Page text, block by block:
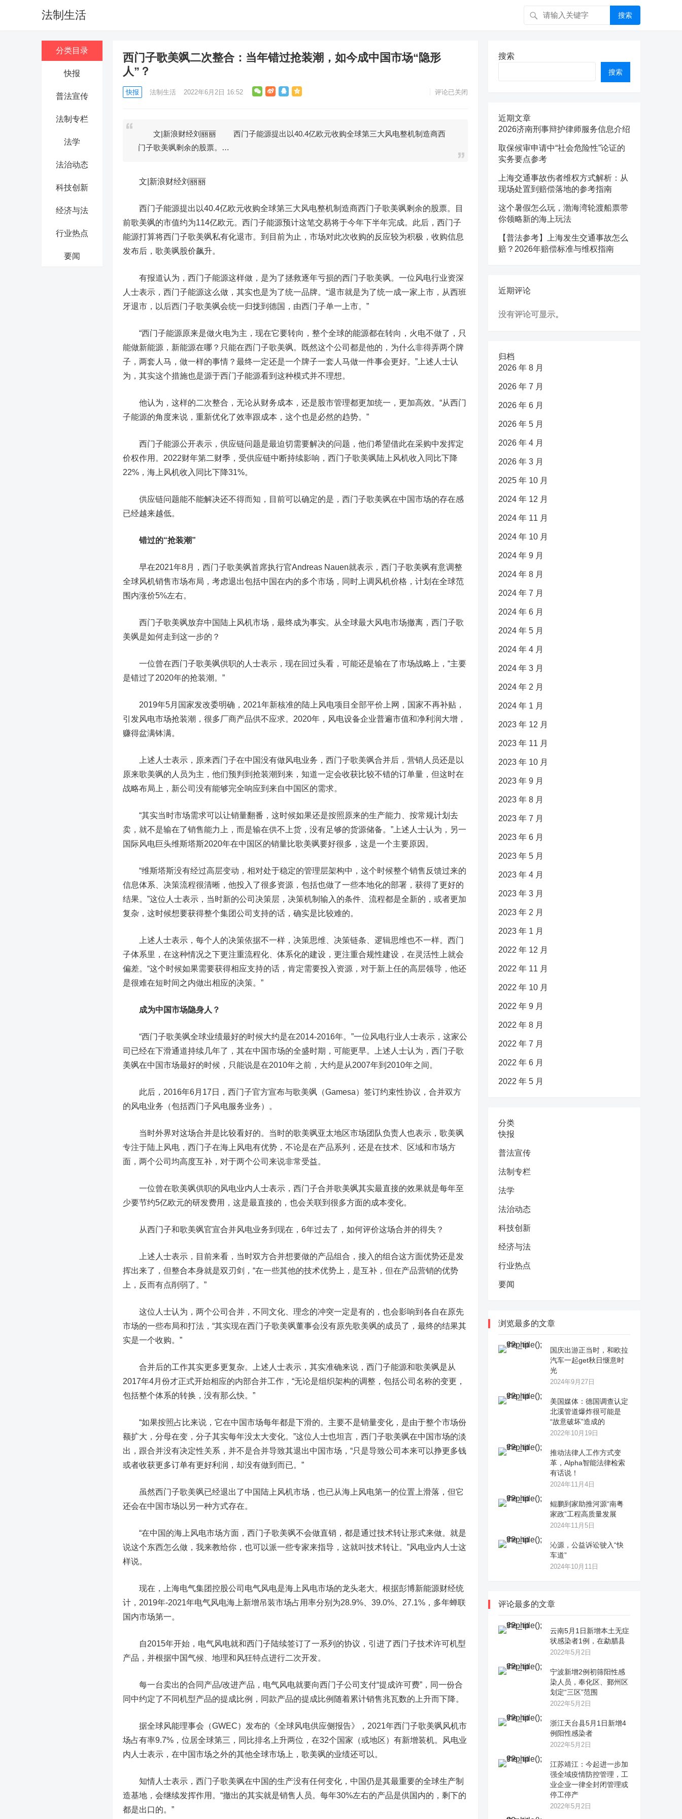
法制生活 搜索
分类目录
快报
普法宣传
法制专栏
法学
法治动态
科技创新
经济与法
行业热点
要闻
西门子歌美飒二次整合：当年错过抢装潮，如今成中国市场“隐形
人”？
快报 法制生活 2022年6月2日 16:52 评论已关闭
文|新浪财经刘丽丽 西门子能源提出以40.4亿欧元收购全球第三大风电整机制造商西
门子歌美飒剩余的股票。…
文|新浪财经刘丽丽
西门子能源提出以40.4亿欧元收购全球第三大风电整机制造商西门子歌美飒剩余的股票。目
前歌美飒的市值约为114亿欧元。西门子能源预计这笔交易将于今年下半年完成。此后，西门子
能源打算将西门子歌美飒私有化退市。到目前为止，市场对此次收购的反应较为积极，收购信息
发布后，歌美飒股价飙升。
有报道认为，西门子能源这样做，是为了拯救逐年亏损的西门子歌美飒。一位风电行业资深
人士表示，西门子能源这么做，其实也是为了统一品牌。“退市就是为了统一成一家上市，从西班
牙退市，以后西门子歌美飒会统一归拢到德国，由西门子单一上市。”
“西门子能源原来是做火电为主，现在它要转向，整个全球的能源都在转向，火电不做了，只
能做新能源，新能源在哪？只能在西门子歌美飒。既然这个公司都是他的，为什么非得弄两个牌
子，两套人马，做一样的事情？最终一定还是一个牌子一套人马做一件事会更好。”上述人士认
为，其实这个措施也是源于西门子能源看到这种模式并不理想。
他认为，这样的二次整合，无论从财务成本，还是股市管理都更加统一，更加高效。“从西门
子能源的角度来说，重新优化了效率跟成本，这个也是必然的趋势。”
西门子能源公开表示，供应链问题是最迫切需要解决的问题，他们希望借此在采购中发挥定
价权作用。2022财年第二财季，受供应链中断持续影响，西门子歌美飒陆上风机收入同比下降
22%，海上风机收入同比下降31%。
供应链问题能不能解决还不得而知，目前可以确定的是，西门子歌美飒在中国市场的存在感
已经越来越低。
错过的“抢装潮”
早在2021年8月，西门子歌美飒首席执行官Andreas Nauen就表示，西门子歌美飒有意调整
全球风机销售市场布局，考虑退出包括中国在内的多个市场，同时上调风机价格，计划在全球范
围内涨价5%左右。
西门子歌美飒放弃中国陆上风机市场，最终成为事实。从全球最大风电市场撤离，西门子歌
美飒是如何走到这一步的？
一位曾在西门子歌美飒供职的人士表示，现在回过头看，可能还是输在了市场战略上，“主要
是错过了2020年的抢装潮。”
2019年5月国家发改委明确，2021年新核准的陆上风电项目全部平价上网，国家不再补贴，
引发风电市场抢装潮，很多厂商产品供不应求。2020年，风电设备企业普遍市值和净利润大增，
赚得盆满钵满。
上述人士表示，原来西门子在中国没有做风电业务，西门子歌美飒合并后，营销人员还是以
原来歌美飒的人员为主，他们预判到抢装潮到来，知道一定会收获比较不错的订单量，但这时在
战略布局上，新公司没有能够完全响应到来自中国区的需求。
“其实当时市场需求可以让销量翻番，这时候如果还是按照原来的生产能力、按常规计划去
卖，就不是输在了销售能力上，而是输在供不上货，没有足够的货源储备。”上述人士认为，另一
国际风电巨头维斯塔斯2020年在中国区的销量比歌美飒要好很多，这是一个主要原因。
“维斯塔斯没有经过高层变动，相对处于稳定的管理层架构中，这个时候整个销售反馈过来的
信息体系、决策流程很清晰，他投入了很多资源，包括也做了一些本地化的部署，获得了更好的
结果。”这位人士表示，当时新的公司决策层，决策机制输入的条件、流程都是全新的，或者更加
复杂，这时候想要获得整个集团公司支持的话，确实是比较难的。
上述人士表示，每个人的决策依据不一样，决策思维、决策链条、逻辑思维也不一样。西门
子体系里，在这种情况之下更注重流程化、体系化的建设，更注重合规性建设，在灵活性上就会
偏差。“这个时候如果需要获得相应支持的话，肯定需要投入资源，对于新上任的高层领导，他还
是很难在短时间之内做出相应的决策。”
成为中国市场隐身人？
“西门子歌美飒全球业绩最好的时候大约是在2014-2016年。”一位风电行业人士表示，这家公
司已经在下滑通道持续几年了，其在中国市场的全盛时期，可能更早。上述人士认为，西门子歌
美飒在中国市场最好的时候，只能说是在2010年之前，大约是从2007年到2010年之间。
此后，2016年6月17日，西门子官方宣布与歌美飒（Gamesa）签订约束性协议，合并双方
的风电业务（包括西门子风电服务业务）。
当时外界对这场合并是比较看好的。当时的歌美飒亚太地区市场团队负责人也表示，歌美飒
专注于陆上风电，西门子在海上风电有优势，不论是在产品系列，还是在技术、区域和市场方
面，两个公司均高度互补，对于两个公司来说非常受益。
一位曾在歌美飒供职的风电业内人士表示，西门子合并歌美飒其实最直接的效果就是每年至
少要节约5亿欧元的研发费用，这是最直接的，也会关联到很多方面的成本变化。
从西门子和歌美飒官宣合并风电业务到现在，6年过去了，如何评价这场合并的得失？
上述人士表示，目前来看，当时双方合并想要做的产品组合，接入的组合这方面优势还是发
挥出来了，但整合本身就是双刃剑，“在一些其他的技术优势上，是互补，但在产品营销的优势
上，反而有点削弱了。”
这位人士认为，两个公司合并，不同文化、理念的冲突一定是有的，也会影响到各自在原先
市场的一些布局和打法，“其实现在西门子歌美飒董事会没有原先歌美飒的成员了，最终的结果其
实是一个收购。”
合并后的工作其实更多更复杂。上述人士表示，其实准确来说，西门子能源和歌美飒是从
2017年4月份才正式开始相应的内部合并工作，“无论是组织架构的调整，包括公司名称的变更，
包括整个体系的转换，没有那么快。”
“如果按照占比来说，它在中国市场每年都是下滑的。主要不是销量变化，是由于整个市场份
额扩大，分母在变，分子其实每年没太大变化。”这位人士也坦言，西门子歌美飒在中国市场的淡
出，跟合并没有决定性关系，并不是合并导致其退出中国市场，“只是导致公司本来可以挣更多钱
或者收获更多订单有更好利润，却没有做到而已。”
虽然西门子歌美飒已经退出了中国陆上风机市场，也已从海上风电第一的位置上滑落，但它
还会在中国市场以另一种方式存在。
“在中国的海上风电市场方面，西门子歌美飒不会做直销，都是通过技术转让形式来做。就是
说这个东西怎么做，我来教给你，也可以派一些专家来指导，这就叫技术转让。”风电业内人士这
样说。
现在， 上海电气集团控股公司 电气风电是海上风电市场的龙头老大。根据彭博新能源财经统
计，2019年-2021年电气风电海上新增吊装市场占用率分别为28.9%、39.0%、27.1%，多年蝉联
国内市场第一。
自2015年开始，电气风电就和西门子陆续签订了一系列的协议，引进了西门子技术许可机型
产品，并根据中国气候、地理和风狂特点进行二次开发。
每一台卖出的合同产品/改进产品，电气风电就要向西门子公司支付“提成许可费”，同一份合
同中约定了不同机型产品的提成比例，同款产品的提成比例随着累计销售兆瓦数的上升而下降。
据全球风能理事会（GWEC）发布的《全球风电供应侧报告》，2021年西门子歌美飒风机市
场占有率9.7%，位居全球第三，同比排名上升两位，在32个国家（或地区）有新增装机。风电业
内人士表示，在中国市场之外的其他全球市场上，歌美飒的业绩还可以。
知情人士表示，西门子歌美飒在中国的生产没有任何变化，中国仍是其最重要的全球生产制
造基地，会继续发挥作用。“撤出的其实就是销售人员。每年30%左右的产品是供国内的，剩下的
都是出口的。”
搜索
搜索
近期文章
2026济南刑事辩护律师服务信息介绍
取保候审申请中“社会危险性”论证的
实务要点参考
上海交通事故伤者维权方式解析：从
现场处置到赔偿落地的参考指南
这个暑假怎么玩，渤海湾轮渡船票带
你领略新的海上玩法
【普法参考】上海发生交通事故怎么
赔？2026年赔偿标准与维权指南
近期评论
没有评论可显示。
归档
2026 年 8 月
2026 年 7 月
2026 年 6 月
2026 年 5 月
2026 年 4 月
2026 年 3 月
2025 年 10 月
2024 年 12 月
2024 年 11 月
2024 年 10 月
2024 年 9 月
2024 年 8 月
2024 年 7 月
2024 年 6 月
2024 年 5 月
2024 年 4 月
2024 年 3 月
2024 年 2 月
2024 年 1 月
2023 年 12 月
2023 年 11 月
2023 年 10 月
2023 年 9 月
2023 年 8 月
2023 年 7 月
2023 年 6 月
2023 年 5 月
2023 年 4 月
2023 年 3 月
2023 年 2 月
2023 年 1 月
2022 年 12 月
2022 年 11 月
2022 年 10 月
2022 年 9 月
2022 年 8 月
2022 年 7 月
2022 年 6 月
2022 年 5 月
分类
快报
普法宣传
法制专栏
法学
法治动态
科技创新
经济与法
行业热点
要闻
浏览最多的文章
国庆出游正当时，和欧拉
汽车一起get秋日惬意时
光
2024年9月27日
美国媒体：德国调查认定
北溪管道爆炸很可能是
“故意破坏”造成的
2022年10月19日
推动法律人工作方式变
革，Alpha智能法律检索
有话说！
2024年11月4日
鲲鹏到家助推河源“南粤
家政”工程高质量发展
2024年11月5日
沁源，公益诉讼驶入“快
车道”
2024年10月11日
评论最多的文章
云南5月1日新增本土无症
状感染者1例，在勐腊县
2022年5月2日
宁波新增2例初筛阳性感
染人员，奉化区、鄞州区
划定“三区”范围
2022年5月2日
浙江天台县5月1日新增4
例阳性感染者
2022年5月2日
江苏靖江：今起进一步加
强全域疫情防控管理，工
业企业一律全封闭管理或
停工停产
2022年5月2日